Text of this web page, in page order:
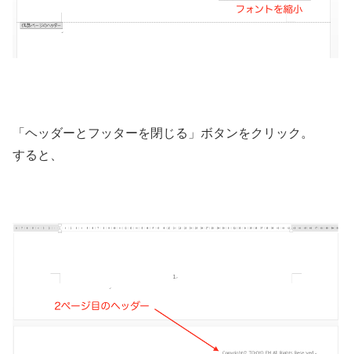
「ヘッダーとフッターを閉じる」ボタンをクリック。
すると、